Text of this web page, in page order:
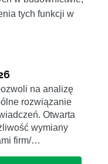
tych funkcji w
na analizę
rozwiązanie
Otwarta
wymiany
firm/…